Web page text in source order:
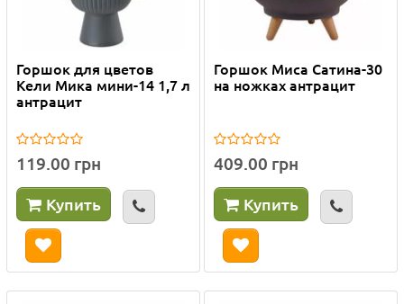
Горшок для цветов
Кели Мика мини-14 1,7 л
антрацит
119.00 грн
Купить
Горшок Миса Сатина-30
на ножках антрацит
409.00 грн
Купить